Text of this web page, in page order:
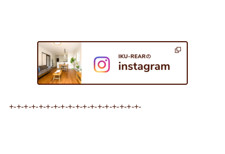
+-+-+-+-+-+-+-+-+-+-+-+-+-+-+-+-+-+-